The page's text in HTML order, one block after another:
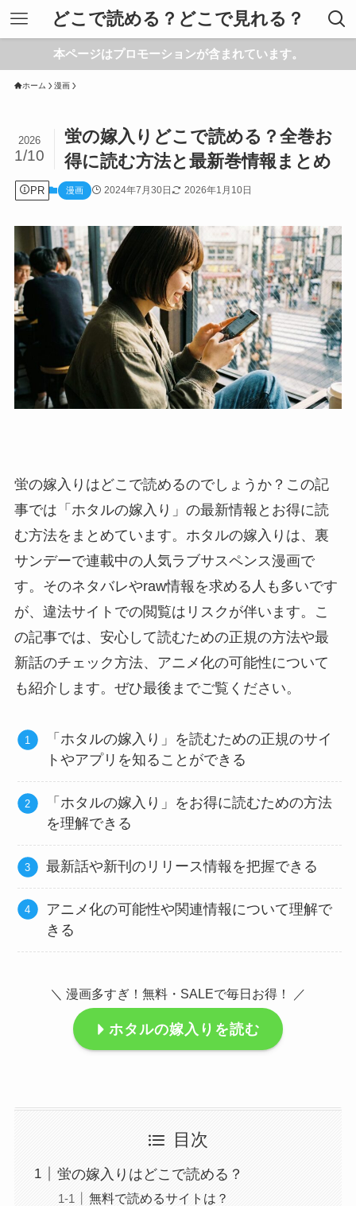
どこで読める？どこで見れる？
本ページはプロモーションが含まれています。
ホーム 漫画
蛍の嫁入りどこで読める？全巻お
得に読む方法と最新巻情報まとめ
2026
1/10
PR 漫画 2024年7月30日 2026年1月10日
蛍の嫁入りはどこで読めるのでしょうか？この記
事では「ホタルの嫁入り」の最新情報とお得に読
む方法をまとめています。ホタルの嫁入りは、裏
サンデーで連載中の人気ラブサスペンス漫画で
す。そのネタバレやraw情報を求める人も多いです
が、違法サイトでの閲覧はリスクが伴います。こ
の記事では、安心して読むための正規の方法や最
新話のチェック方法、アニメ化の可能性について
も紹介します。ぜひ最後までご覧ください。
「ホタルの嫁入り」を読むための正規のサイ
トやアプリを知ることができる
「ホタルの嫁入り」をお得に読むための方法
を理解できる
最新話や新刊のリリース情報を把握できる
アニメ化の可能性や関連情報について理解で
きる
＼ 漫画多すぎ！無料・SALEで毎日お得！ ／
ホタルの嫁入りを読む
目次
蛍の嫁入りはどこで読める？
無料で読めるサイトは？